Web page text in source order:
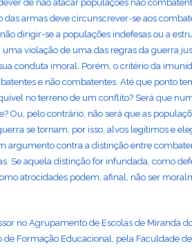
de não atacar populações não
das armas deve circunscrever-se aos
dirigir-se a populações indefesas ou a
uma violação de uma das regras da guerra
conduta imoral. Porém, o critério da
e não combatentes. Até que ponto
no terreno de um conflito? Será que
Ou, pelo contrário, não será que as
se tornam, por isso, alvos legítimos e
argumento contra a distinção entre
Se aquela distinção for infundada, como
atrocidades podem, afinal, não ser
no Agrupamento de Escolas de Miranda
Formação Educacional, pela Faculdade